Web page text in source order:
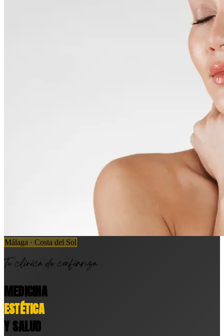
Málaga · Costa del Sol
Tu clínica de confianza
MEDICINA
ESTÉTICA
Y SALUD